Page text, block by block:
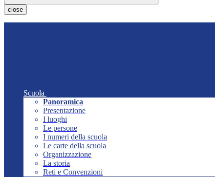
close
Scuola
Panoramica
Presentazione
I luoghi
Le persone
I numeri della scuola
Le carte della scuola
Organizzazione
La storia
Reti e Convenzioni